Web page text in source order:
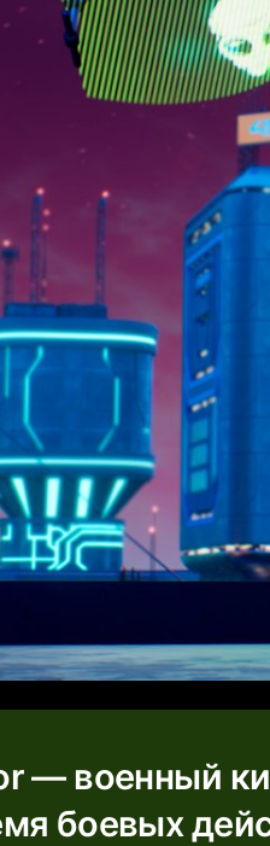
— военный
боевых